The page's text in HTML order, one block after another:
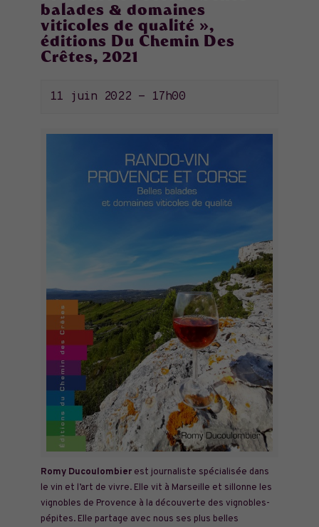
balades & domaines
viticoles de qualité »,
éditions Du Chemin Des
Crêtes, 2021
11 juin 2022 - 17h00
Romy Ducoulombierest journaliste spécialisée dans
le vin et l’art de vivre. Elle vit à Marseille et sillonne les
vignobles de Provence à la découverte des vignobles-
pépites. Elle partage avec nous ses plus belles